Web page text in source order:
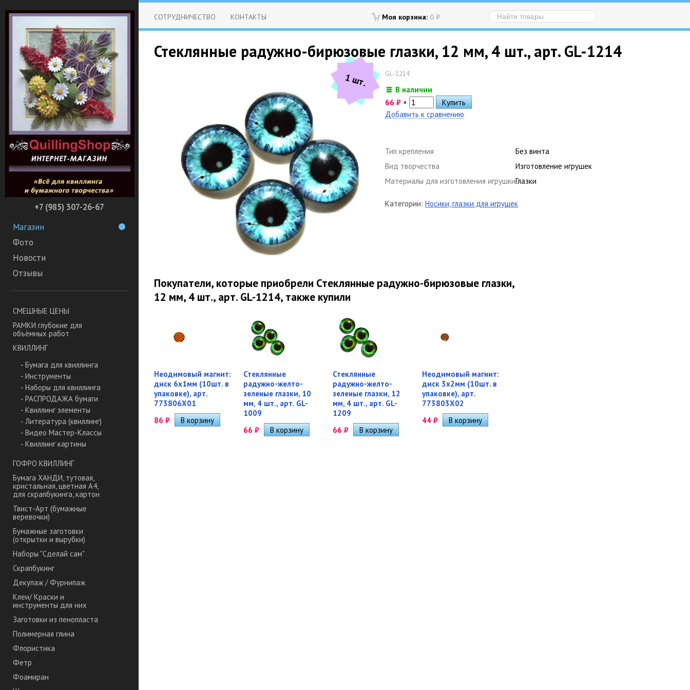
+7 (985) 307-26-67
Магазин
Фото
Новости
Отзывы
СМЕШНЫЕ ЦЕНЫ
РАМКИ глубокие для
объёмных работ
КВИЛЛИНГ
- Бумага для квиллинга
- Инструменты
- Наборы для квиллинга
- РАСПРОДАЖА бумаги
- Квиллинг элементы
- Литература (квиллинг)
- Видео Мастер-Классы
- Квиллинг картины
ГОФРО КВИЛЛИНГ
Бумага ХАНДИ, тутовая,
кристальная, цветная А4,
для скрапбукинга, картон
Твист-Арт (бумажные
веревочки)
Бумажные заготовки
(открытки и вырубки)
Наборы "Сделай сам"
Скрапбукинг
Декупаж / Фурнипаж
Клеи/ Краски и
инструменты для них
Заготовки из пенопласта
Полимерная глина
Флористика
Фетр
Фоамиран
Моя корзина: 0 ₽
СОТРУДНИЧЕСТВО КОНТАКТЫ
Стеклянные радужно-бирюзовые глазки, 12 мм, 4 шт., арт. GL-1214
1 шт. GL-1214
В наличии
66 ₽ ×
Добавить к сравнению
Тип крепления
Без винта
Вид творчества
Изготовление игрушек
Материалы для изготовления игрушкиГлазки
Категории: Носики, глазки для игрушек
Покупатели, которые приобрели Стеклянные радужно-бирюзовые глазки,
12 мм, 4 шт., арт. GL-1214, также купили
Неодимовый магнит:
диск 6х1мм (10шт. в
упаковке), арт.
773806Х01
86 ₽
Стеклянные
радужно-желто-
зеленые глазки, 10
мм, 4 шт., арт. GL-
1009
66 ₽
Стеклянные
радужно-желто-
зеленые глазки, 12
мм, 4 шт., арт. GL-
1209
66 ₽
Неодимовый магнит:
диск 3х2мм (10шт. в
упаковке), арт.
773803Х02
44 ₽